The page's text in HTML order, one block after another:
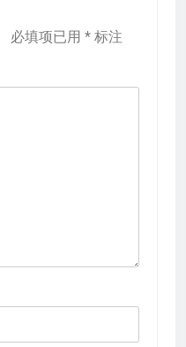
必填项已用 * 标注